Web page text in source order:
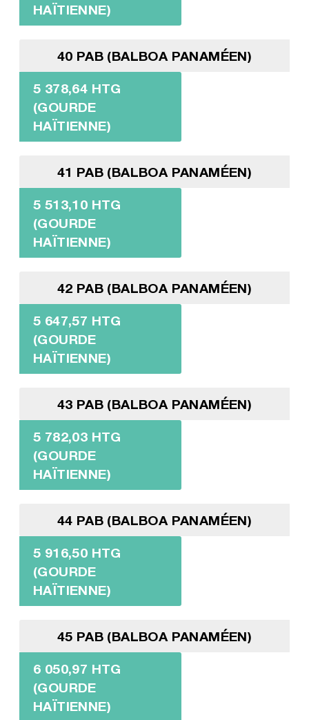
HAÏTIENNE)
40 PAB (BALBOA PANAMÉEN)
5 378,64 HTG
(GOURDE
HAÏTIENNE)
41 PAB (BALBOA PANAMÉEN)
5 513,10 HTG
(GOURDE
HAÏTIENNE)
42 PAB (BALBOA PANAMÉEN)
5 647,57 HTG
(GOURDE
HAÏTIENNE)
43 PAB (BALBOA PANAMÉEN)
5 782,03 HTG
(GOURDE
HAÏTIENNE)
44 PAB (BALBOA PANAMÉEN)
5 916,50 HTG
(GOURDE
HAÏTIENNE)
45 PAB (BALBOA PANAMÉEN)
6 050,97 HTG
(GOURDE
HAÏTIENNE)